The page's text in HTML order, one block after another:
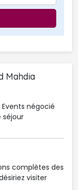
Mahdia
négocié
séjour
complètes des
visiter